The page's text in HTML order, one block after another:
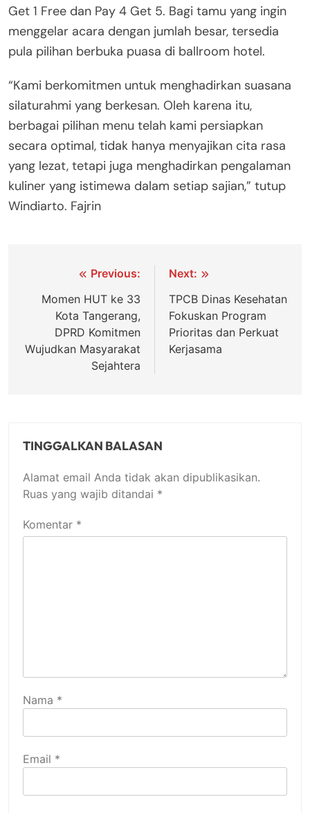
Get 1 Free dan Pay 4 Get 5. Bagi tamu yang ingin
menggelar acara dengan jumlah besar, tersedia
pula pilihan berbuka puasa di ballroom hotel.
“Kami berkomitmen untuk menghadirkan suasana
silaturahmi yang berkesan. Oleh karena itu,
berbagai pilihan menu telah kami persiapkan
secara optimal, tidak hanya menyajikan cita rasa
yang lezat, tetapi juga menghadirkan pengalaman
kuliner yang istimewa dalam setiap sajian,” tutup
Windiarto. Fajrin
Navigasi
pos
Previous:
Momen HUT ke 33
Kota Tangerang,
DPRD Komitmen
Wujudkan Masyarakat
Sejahtera
Next:
TPCB Dinas Kesehatan
Fokuskan Program
Prioritas dan Perkuat
Kerjasama
TINGGALKAN BALASAN
Alamat email Anda tidak akan dipublikasikan.
Ruas yang wajib ditandai *
Komentar *
Nama *
Email *